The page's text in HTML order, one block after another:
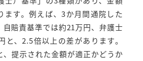
ます。例えば、3か月間通院した
賠責基準では約21万円、弁護士
と、2.5倍以上の差があります。
、提示された金額が適正かどうか